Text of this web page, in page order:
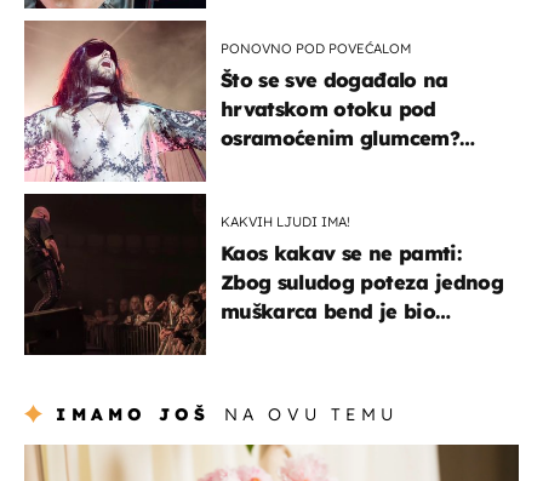
PONOVNO POD POVEĆALOM
Što se sve događalo na
hrvatskom otoku pod
osramoćenim glumcem?
KAKVIH LJUDI IMA!
Kaos kakav se ne pamti:
Zbog suludog poteza jednog
muškarca bend je bio
IMAMO JOŠ NA OVU TEMU
moda & ljepota